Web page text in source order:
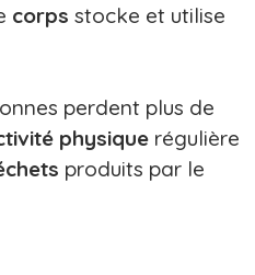
corps stocke et utilise
perdent plus de
physique régulière
produits par le